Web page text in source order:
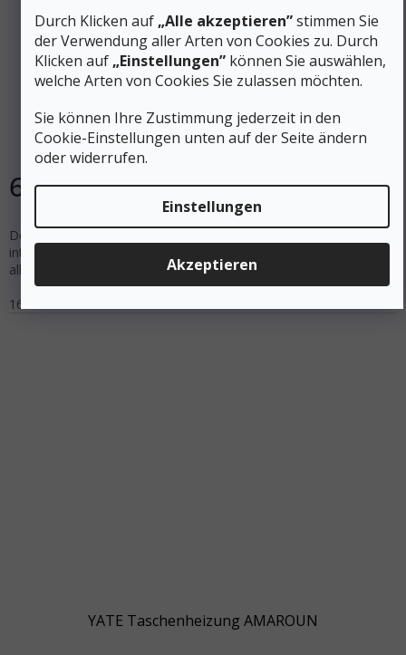
Durch Klicken auf „Alle akzeptieren”stimmen Sie
der Verwendung aller Arten von Cookies zu. Durch
Klicken auf „Einstellungen” können Sie auswählen,
welche Arten von Cookies Sie zulassen möchten.
Sie können Ihre Zustimmung jederzeit in den
Cookie-Einstellungen unten auf der Seite ändern
oder widerrufen.
Einstellungen
Akzeptieren
1 236 €
–50 %
ATOMIC MAVERICK 86 C SHIFT 10 SKIN schwarz/blau
Auf Lager
618 € DETAIL
Der neue Atomic Maverick 86 C ist ein ausgewogener und
intuitiver All-Mountain-Ski, mit dem man auf jedem Berg und bei
allen Schneeverhältnissen sicher unterwegs ist.
161
YATE Taschenheizung AMAROUN